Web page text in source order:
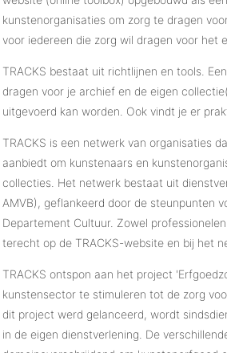
kunstenorganisaties om zorg te dragen
voor iedereen die zorg wil dragen voor het
TRACKS bestaat uit richtlijnen en tools.
dragen voor je archief en de eigen
uitgevoerd kan worden. Ook vindt je er
TRACKS is een netwerk van organisaties
aanbiedt om kunstenaars en
collecties. Het netwerk bestaat uit
AMVB), geflankeerd door de steunpunten
Departement Cultuur. Zowel
terecht op de TRACKS-website en bij het
TRACKS ontspon aan het project
kunstensector te stimuleren tot de zorg
dit project werd gelanceerd, wordt
in de eigen dienstverlening. De